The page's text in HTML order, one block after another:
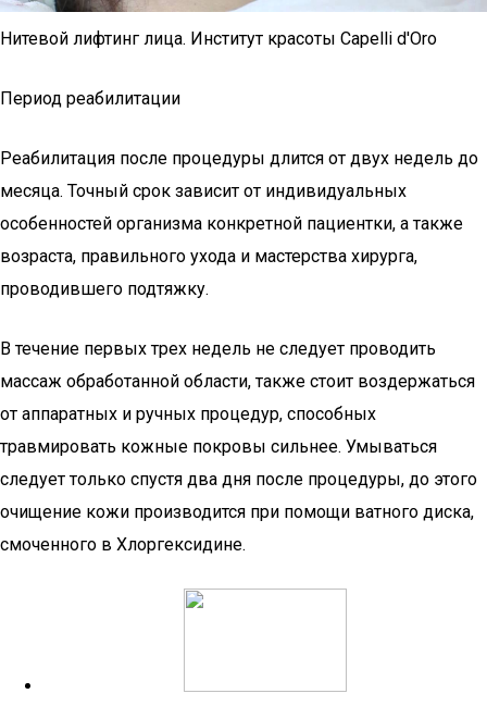
Нитевой лифтинг лица. Институт красоты Capelli d'Oro
Период реабилитации
Реабилитация после процедуры длится от двух недель до
месяца. Точный срок зависит от индивидуальных
особенностей организма конкретной пациентки, а также
возраста, правильного ухода и мастерства хирурга,
проводившего подтяжку.
В течение первых трех недель не следует проводить
массаж обработанной области, также стоит воздержаться
от аппаратных и ручных процедур, способных
травмировать кожные покровы сильнее. Умываться
следует только спустя два дня после процедуры, до этого
очищение кожи производится при помощи ватного диска,
смоченного в Хлоргексидине.